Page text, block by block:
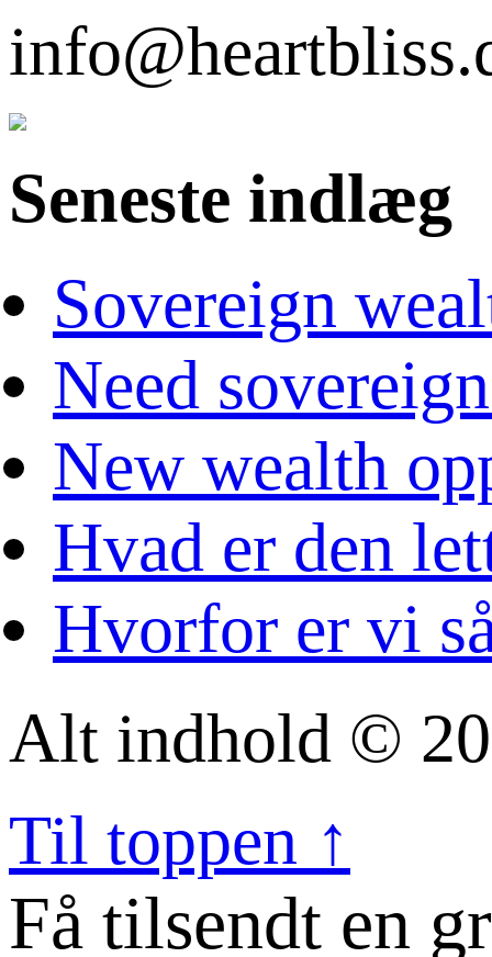
Seneste indlæg
Sovereign
Need
New wealth
Hvad er den
Hvorfor er vi
Alt indhold ©
Til toppen ↑
Få tilsendt en